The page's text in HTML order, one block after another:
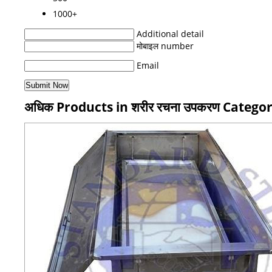
1000+
Additional detail
मोबाइल number
Email
अधिक Products in शरीर रचना उपकरण